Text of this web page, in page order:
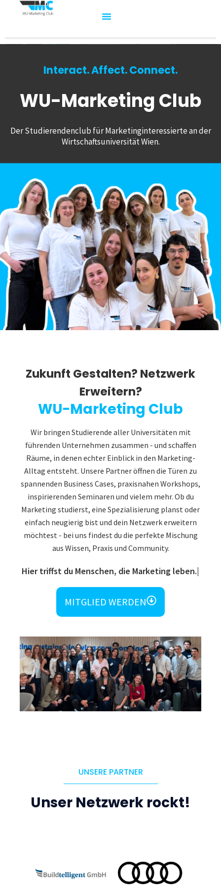
Interact. Affect. Connect.
WU-Marketing Club
Der Studierendenclub für Marketinginteressierte an der
Wirtschaftsuniversität Wien.
Zukunft Gestalten? Netzwerk
Erweitern?
WU-Marketing Club
Wir bringen Studierende aller Universitäten mit
führenden Unternehmen zusammen - und schaffen
Räume, in denen echter Einblick in den Marketing-
Alltag entsteht. Unsere Partner öffnen die Türen zu
spannenden Business Cases, praxisnahen Workshops,
inspirierenden Seminaren und vielem mehr. Ob du
Marketing studierst, eine Spezialisierung planst oder
einfach neugierig bist und dein Netzwerk erweitern
möchtest - bei uns findest du die perfekte Mischung
aus Wissen, Praxis und Community.
Hier triffst du Menschen, die Marketing leben.
MITGLIED WERDEN
UNSERE PARTNER
Unser Netzwerk rockt!